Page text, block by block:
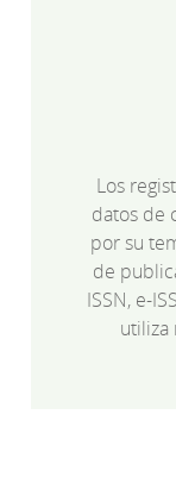
Los
datos de
por su
de
ISSN, e-
utiliza